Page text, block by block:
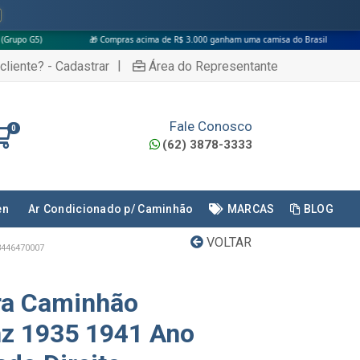
🎁 Compras acima de R$ 3.000 ganham uma camisa do Brasil
- Cadastrar | Área do Representante
0 Fale Conosco
(62) 3878-3333
Ar Condicionado p/ Caminhão MARCAS BLOG
VOLTAR
Caminhão
1935 1941 Ano